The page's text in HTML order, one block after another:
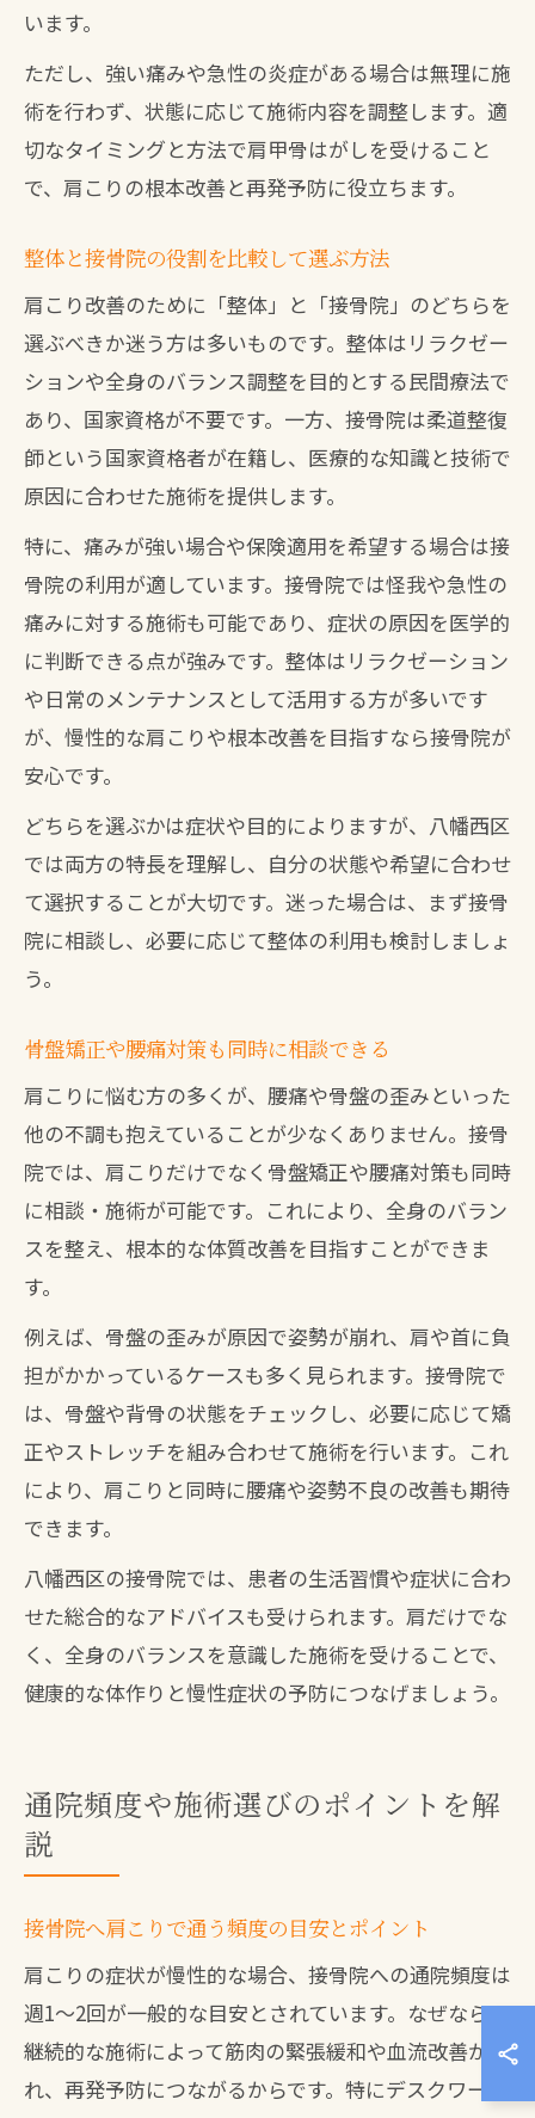
います。
ただし、強い痛みや急性の炎症がある場合は無理に施
術を行わず、状態に応じて施術内容を調整します。適
切なタイミングと方法で肩甲骨はがしを受けること
で、肩こりの根本改善と再発予防に役立ちます。
整体と接骨院の役割を比較して選ぶ方法
肩こり改善のために「整体」と「接骨院」のどちらを
選ぶべきか迷う方は多いものです。整体はリラクゼー
ションや全身のバランス調整を目的とする民間療法で
あり、国家資格が不要です。一方、接骨院は柔道整復
師という国家資格者が在籍し、医療的な知識と技術で
原因に合わせた施術を提供します。
特に、痛みが強い場合や保険適用を希望する場合は接
骨院の利用が適しています。接骨院では怪我や急性の
痛みに対する施術も可能であり、症状の原因を医学的
に判断できる点が強みです。整体はリラクゼーション
や日常のメンテナンスとして活用する方が多いです
が、慢性的な肩こりや根本改善を目指すなら接骨院が
安心です。
どちらを選ぶかは症状や目的によりますが、八幡西区
では両方の特長を理解し、自分の状態や希望に合わせ
て選択することが大切です。迷った場合は、まず接骨
院に相談し、必要に応じて整体の利用も検討しましょ
う。
骨盤矯正や腰痛対策も同時に相談できる
肩こりに悩む方の多くが、腰痛や骨盤の歪みといった
他の不調も抱えていることが少なくありません。接骨
院では、肩こりだけでなく骨盤矯正や腰痛対策も同時
に相談・施術が可能です。これにより、全身のバラン
スを整え、根本的な体質改善を目指すことができま
す。
例えば、骨盤の歪みが原因で姿勢が崩れ、肩や首に負
担がかかっているケースも多く見られます。接骨院で
は、骨盤や背骨の状態をチェックし、必要に応じて矯
正やストレッチを組み合わせて施術を行います。これ
により、肩こりと同時に腰痛や姿勢不良の改善も期待
できます。
八幡西区の接骨院では、患者の生活習慣や症状に合わ
せた総合的なアドバイスも受けられます。肩だけでな
く、全身のバランスを意識した施術を受けることで、
健康的な体作りと慢性症状の予防につなげましょう。
通院頻度や施術選びのポイントを解
説
接骨院へ肩こりで通う頻度の目安とポイント
肩こりの症状が慢性的な場合、接骨院への通院頻度は
週1～2回が一般的な目安とされています。なぜなら、
継続的な施術によって筋肉の緊張緩和や血流改善が図
れ、再発予防につながるからです。特にデスクワーク